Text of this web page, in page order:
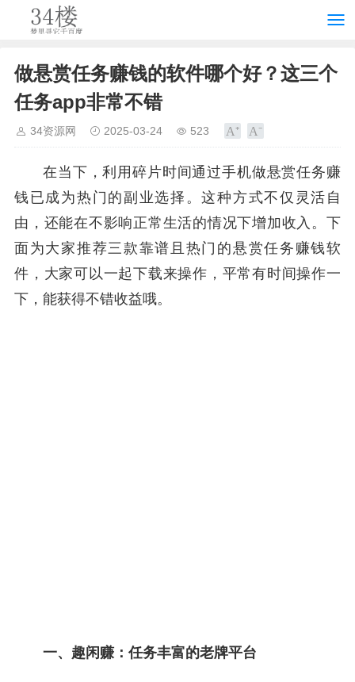
做悬赏任务赚钱的软件哪个好？这三个
任务app非常不错
34资源网 2025-03-24 523
在当下，利用碎片时间通过手机做悬赏任务赚
钱已成为热门的副业选择。这种方式不仅灵活自
由，还能在不影响正常生活的情况下增加收入。下
面为大家推荐三款靠谱且热门的悬赏任务赚钱软
件，大家可以一起下载来操作，平常有时间操作一
下，能获得不错收益哦。
一、趣闲赚：任务丰富的老牌平台